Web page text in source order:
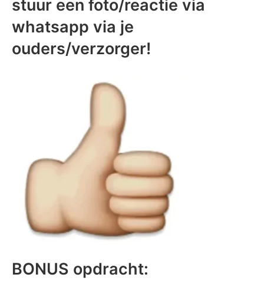
stuur een foto/reactie via
whatsapp via je
ouders/verzorger!
BONUS opdracht: